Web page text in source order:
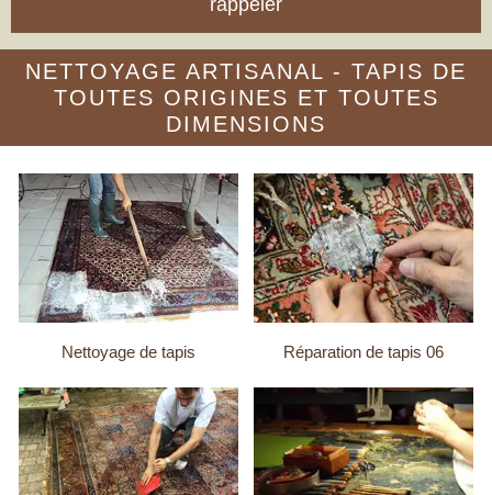
NETTOYAGE ARTISANAL - TAPIS DE
TOUTES ORIGINES ET TOUTES
DIMENSIONS
Nettoyage de tapis Réparation de tapis 06